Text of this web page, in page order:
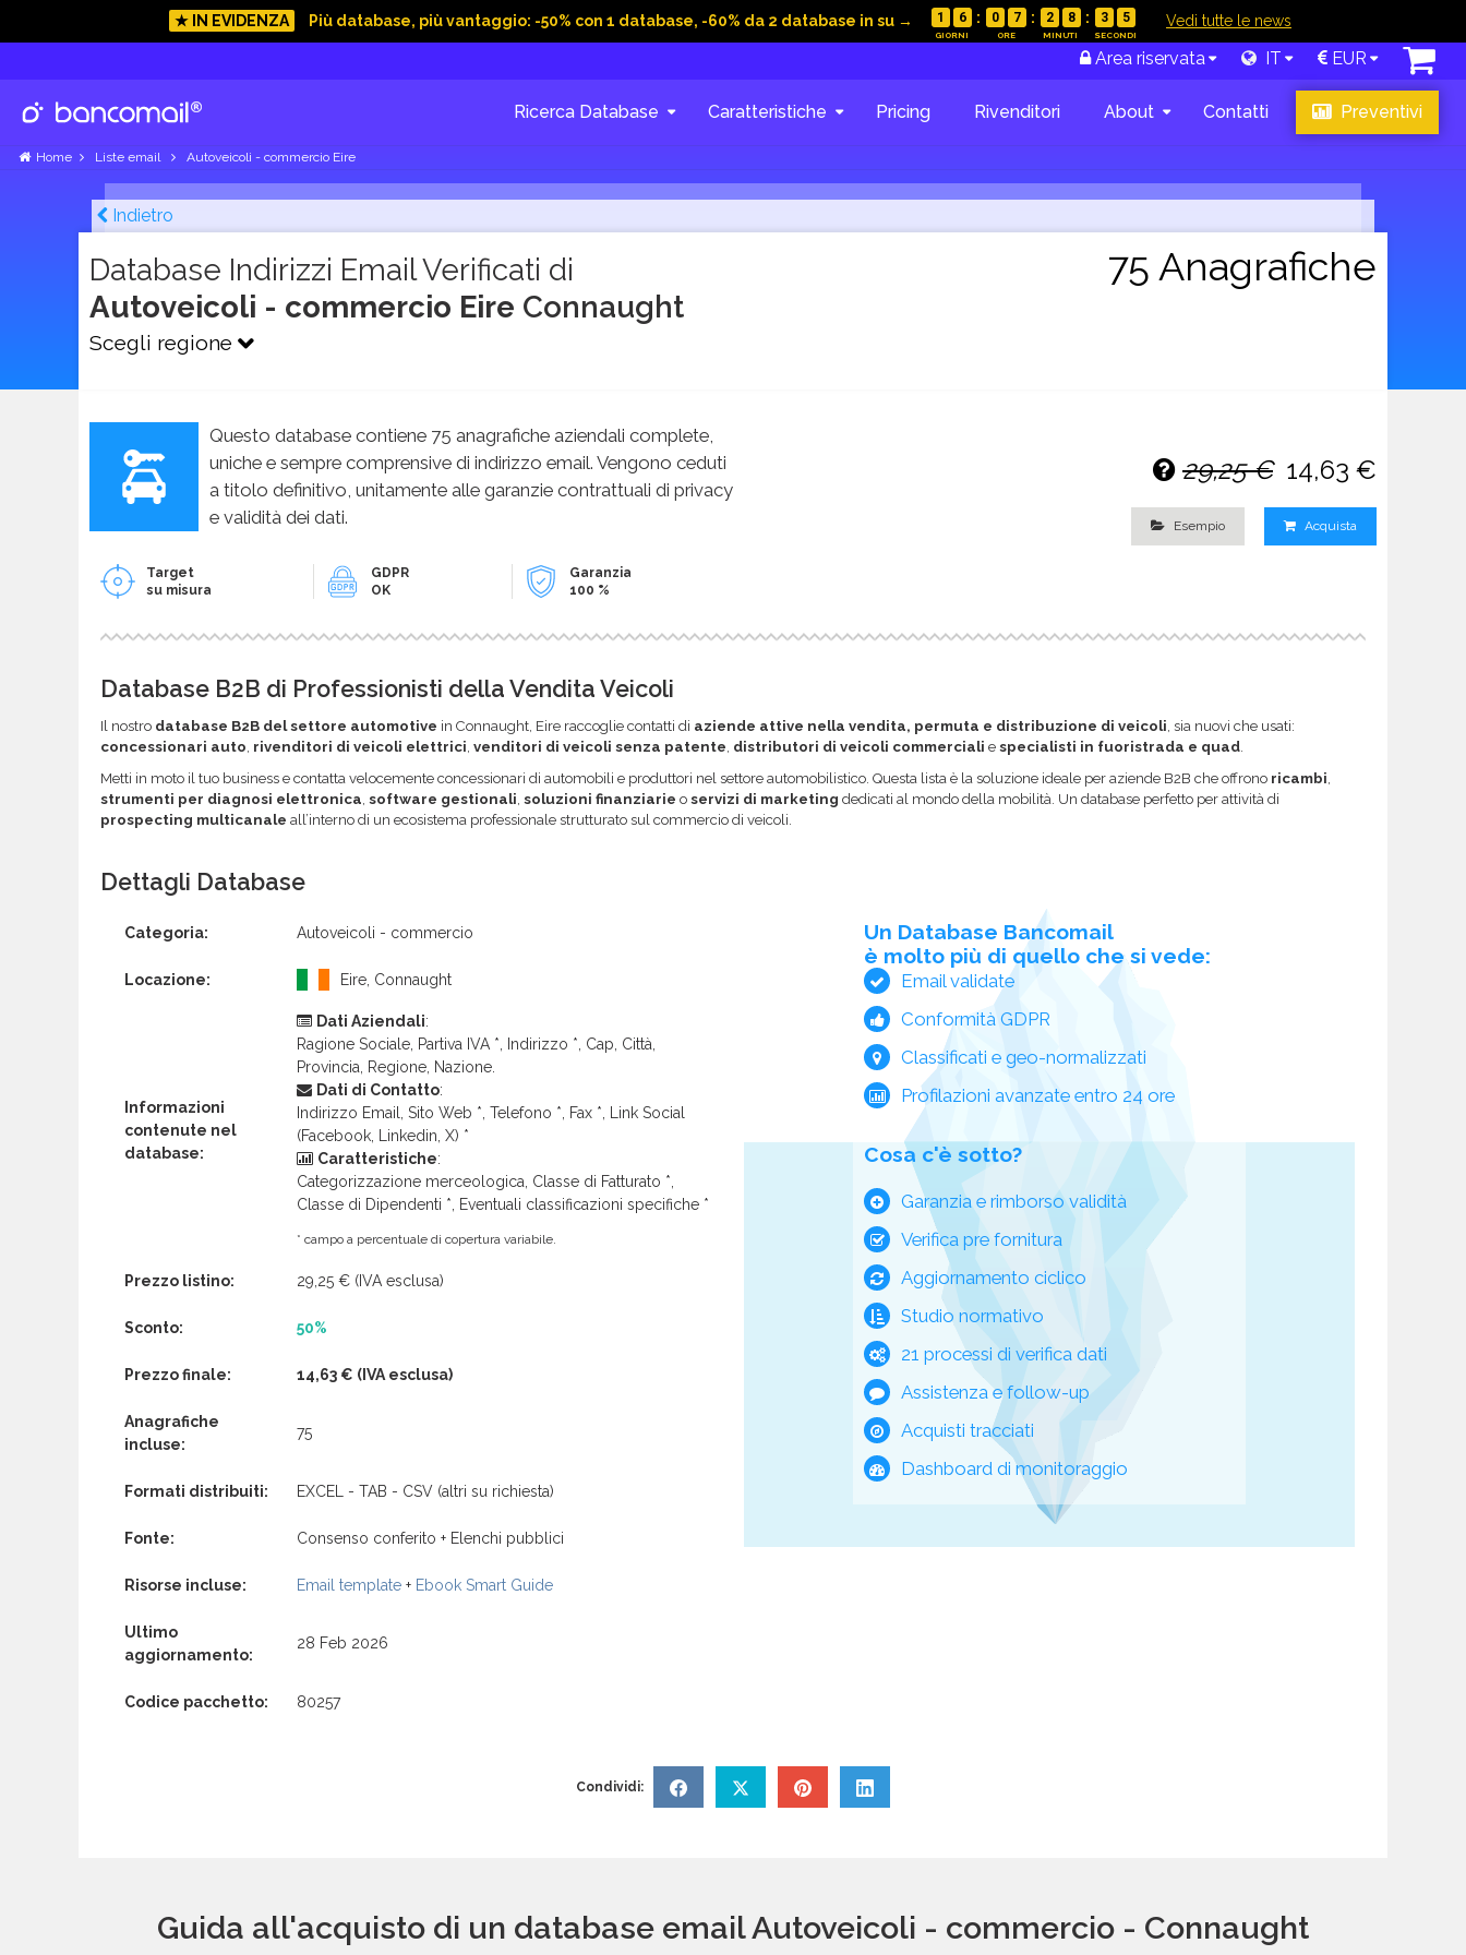
★ IN EVIDENZA Più database, più vantaggio: -50% con 1 database, -60% da 2 database in su → 1 6 0 7 2 8 3 4 Vedi tutte le news
Area riservata IT EUR
Ricerca Database Caratteristiche Pricing Rivenditori About Contatti Preventivi
Home Liste email Autoveicoli - commercio Eire
Indietro
Database Indirizzi Email Verificati di
Autoveicoli - commercio Eire Connaught
Scegli regione
75 Anagrafiche
Questo database contiene 75 anagrafiche aziendali complete,
uniche e sempre comprensive di indirizzo email. Vengono ceduti
a titolo definitivo, unitamente alle garanzie contrattuali di privacy
e validità dei dati.
Target
su misura
GDPR
OK
Garanzia
100 %
29,25 € 14,63 €
Esempio Acquista
Database B2B di Professionisti della Vendita Veicoli
Il nostro database B2B del settore automotive in Connaught, Eire raccoglie contatti di aziende attive nella vendita, permuta e distribuzione di veicoli , sia nuovi che usati:
concessionari auto rivenditori di veicoli elettrici venditori di veicoli senza patente distributori di veicoli commerciali e specialisti in fuoristrada e quad
Metti in moto il tuo business e contatta velocemente concessionari di automobili e produttori nel settore automobilistico. Questa lista è la soluzione ideale per aziende B2B che offrono ricambi
strumenti per diagnosi elettronica software gestionali soluzioni finanziarie o servizi di marketing dedicati al mondo della mobilità. Un database perfetto per attività di
prospecting multicanale all’interno di un ecosistema professionale strutturato sul commercio di veicoli.
Dettagli Database
Categoria: Autoveicoli - commercio
Locazione: Eire, Connaught
Informazioni
contenute nel
database:
Dati Aziendali:
Ragione Sociale, Partiva IVA *, Indirizzo *, Cap, Città,
Provincia, Regione, Nazione.
Dati di Contatto:
Indirizzo Email, Sito Web *, Telefono *, Fax *, Link Social
(Facebook, Linkedin, X) *
Caratteristiche:
Categorizzazione merceologica, Classe di Fatturato *,
Classe di Dipendenti *, Eventuali classificazioni specifiche *
* campo a percentuale di copertura variabile.
Prezzo listino: 29,25 € (IVA esclusa)
Sconto: 50%
Prezzo finale: 14,63 € (IVA esclusa)
Anagrafiche
incluse:
75
Formati distribuiti: EXCEL - TAB - CSV (altri su richiesta)
Fonte: Consenso conferito + Elenchi pubblici
Risorse incluse: Email template + Ebook Smart Guide
Ultimo
aggiornamento:
28 Feb 2026
Codice pacchetto: 80257
Un Database Bancomail
è molto più di quello che si vede:
Email validate
Conformità GDPR
Classificati e geo-normalizzati
Profilazioni avanzate entro 24 ore
Cosa c'è sotto?
Garanzia e rimborso validità
Verifica pre fornitura
Aggiornamento ciclico
Studio normativo
21 processi di verifica dati
Assistenza e follow-up
Acquisti tracciati
Dashboard di monitoraggio
Condividi:
Guida all'acquisto di un database email Autoveicoli - commercio - Connaught